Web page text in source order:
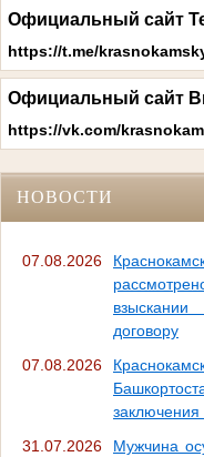
Официальный сайт
https://t.me/
Официальный сайт
https://vk.com/
НОВОСТИ
07.08.2026
договору
07.08.2026
заключения
31.07.2026
Мужчина